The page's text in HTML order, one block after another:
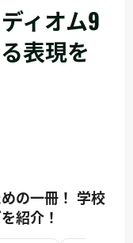
ィオム9
表現を
の一冊！ 学校
紹介！